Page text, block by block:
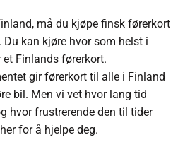
må du kjøpe finsk førerkort
Du kan kjøre hvor som helst i
Finlands førerkort.
gir førerkort til alle i Finland
bil. Men vi vet hvor lang tid
hvor frustrerende den til tider
for å hjelpe deg.